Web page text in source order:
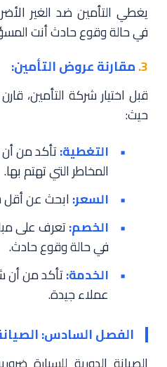
يغطي التأمين ضد الغير
في حالة وقوع حادث أنت
3. مقارنة عروض التأمين:
قبل اختيار شركة التأمين،
حيث:
التغطية:تأكد من
المخاطر التي تهتم بها.
السعر: ابحث عن
الخصم:تعرف على
في حالة وقوع حادث.
الخدمة:تأكد من أن
عملاء جيدة.
الفصل السادس: